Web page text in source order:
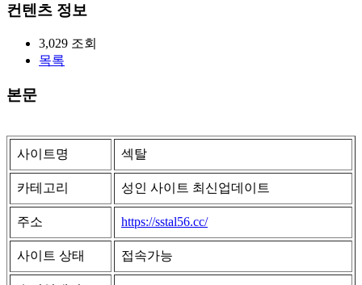
컨텐츠 정보
3,029 조회
목록
본문
사이트명 섹탈
카테고리 성인 사이트 최신업데이트
주소 https://sstal56.cc/
사이트 상태 접속가능